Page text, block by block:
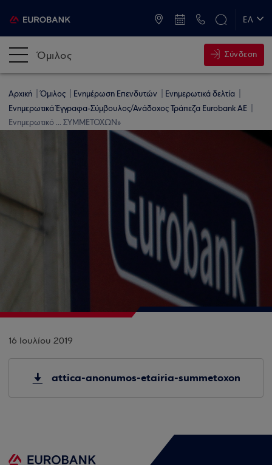
ΕΛ
Όμιλος Σύνδεση
Αρχική Όμιλος Ενημέρωση Επενδυτών
Ενημερωτικά δελτία
Ενημερωτικά Έγγραφα-Σύμβουλος/Ανάδοχος Τράπεζα Eurobank AE
Ενημερωτικό ... ΣΥΜΜΕΤΟΧΩΝ»
16 Ιουλίου 2019
attica-anonumos-etairia-summetoxon